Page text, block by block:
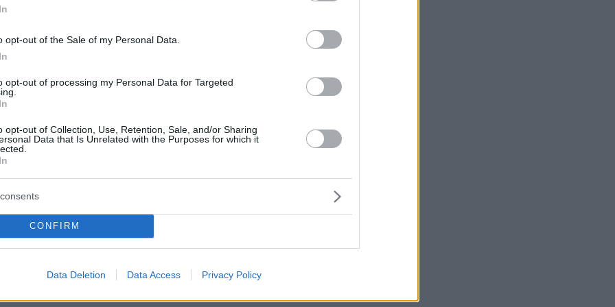
opt-out of the Sale of my Personal Data.
opt-out of processing my Personal Data for Targeted
opt-out of Collection, Use, Retention, Sale, and/or Sharing
Data that Is Unrelated with the Purposes for which it
CONFIRM
Data Deletion Data Access Privacy Policy
της Ζυρίχης σταματά
στη γαλλική γλώσσα
της Ελβετίας με τη μεγαλύτερη κίνηση μεταδίδει
Μεντί: Ο πρώην παίκτης
που αθωώθηκε για βιασμό,
στη Ζυρίχη
στη νέα του ομάδα από τη Λοριάν.